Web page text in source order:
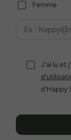
Femme
J’ai lu et
d’Happy